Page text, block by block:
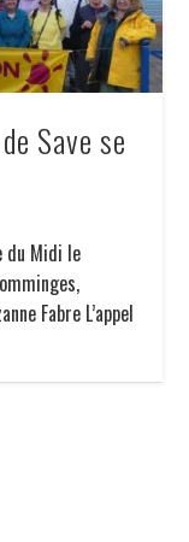
Save se
du Midi le
Fabre L’appel